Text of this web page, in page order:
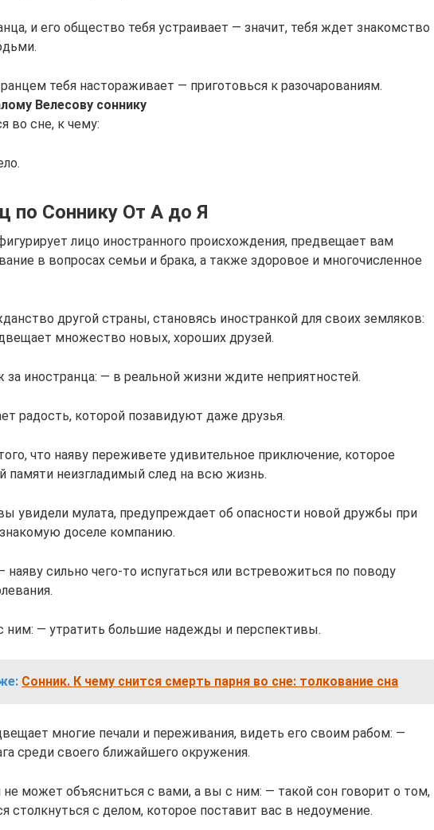
и его общество тебя устраивает — значит, тебя ждет знакомство
тебя настораживает — приготовься к разочарованиям.
Велесову соннику
во сне, к чему:
по Соннику От А до Я
лицо иностранного происхождения, предвещает вам
в вопросах семьи и брака, а также здоровое и многочисленное
другой страны, становясь иностранкой для своих земляков:
множество новых, хороших друзей.
иностранца: — в реальной жизни ждите неприятностей.
радость, которой позавидуют даже друзья.
что наяву переживете удивительное приключение, которое
памяти неизгладимый след на всю жизнь.
увидели мулата, предупреждает об опасности новой дружбы при
доселе компанию.
наяву сильно чего-то испугаться или встревожиться по поводу
ним: — утратить большие надежды и перспективы.
Сонник. К чему снится смерть парня во сне: толкование сна
многие печали и переживания, видеть его своим рабом: —
среди своего ближайшего окружения.
может объясниться с вами, а вы с ним: — такой сон говорит о том,
столкнуться с делом, которое поставит вас в недоумение.